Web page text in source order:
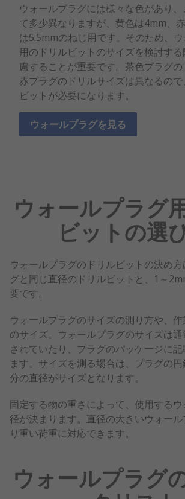
ウォールプラグには様々な色があり
て多少異なりますが、黄色は4mm、
は5.5mmのねじ用です。そのため、
用のドリルビットのサイズを検討す
慮することが重要です。茶色プラグの
赤プラグのドリルサイズは異なるの
ビットが必要になります。
ウォールプラグを見る
ウォールプラグ
ビットの選
ウォールプラグのドリルビットの決め
グと同じ直径のドリルビットと、1～
要です。
ウォールプラグのサイズの測り方や、
のサイズ。ウォールプラグのサイズは
されていたり、プラグのパッケージに
ます。サイズを測る場合は、プラグの
分の直径がサイズとなります。
固定する物の重さによって、使用する
径が決まります。直径の大きいウォー
り重い荷重に対応できます。
ウォールプラグ